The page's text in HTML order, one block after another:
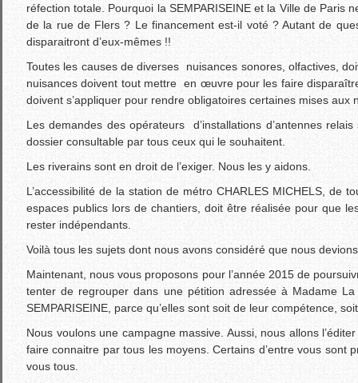
réfection totale. Pourquoi la SEMPARISEINE et la Ville de Paris
de la rue de Flers ? Le financement est-il voté ? Autant de
disparaitront d’eux-mêmes !!
Toutes les causes de diverses nuisances sonores, olfactives,
nuisances doivent tout mettre en œuvre pour les faire
doivent s’appliquer pour rendre obligatoires certaines mises aux
Les demandes des opérateurs d’installations d’antennes
dossier consultable par tous ceux qui le souhaitent.
Les riverains sont en droit de l’exiger. Nous les y aidons.
L’accessibilité de la station de métro CHARLES MICHELS,
espaces publics lors de chantiers, doit être réalisée pour que
rester indépendants.
Voilà tous les sujets dont nous avons considéré que nous
Maintenant, nous vous proposons pour l’année 2015 de
tenter de regrouper dans une pétition adressée à Madame
SEMPARISEINE, parce qu’elles sont soit de leur compétence,
Nous voulons une campagne massive. Aussi, nous allons
faire connaitre par tous les moyens. Certains d’entre vous
vous tous.